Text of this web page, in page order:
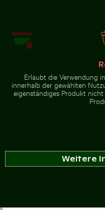
Erlaubt die Verwendung
innerhalb der gewählten
eigenständiges Produkt nicht
Weitere